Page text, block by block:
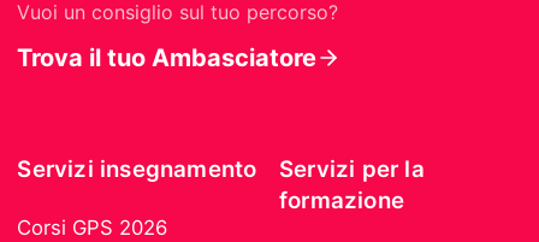
Vuoi un consiglio sul tuo percorso?
Trova il tuo Ambasciatore
Servizi insegnamento
Corsi GPS 2026
Servizi per la
formazione